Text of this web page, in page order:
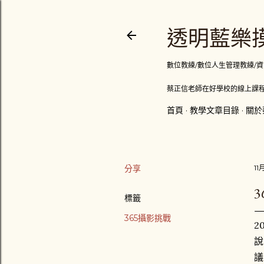
透明藍樂
數位教練/數位人生管理教練/
蔡正信老師在好學校的線上課
首頁 教學文章目錄 關
分享
標籤
365攝影挑戰
11